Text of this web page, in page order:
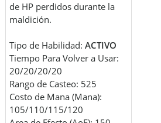
de HP perdidos durante la
maldición.
Tipo de Habilidad: ACTIVO
Tiempo Para Volver a Usar:
20/20/20/20
Rango de Casteo: 525
Costo de Mana (Mana):
105/110/115/120